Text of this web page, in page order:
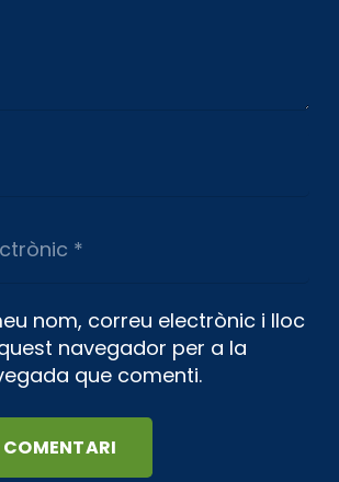
nom, correu electrònic i lloc
navegador per a la
que comenti.